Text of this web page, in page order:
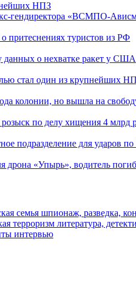
НПЗ
гендиректора «ВСМПО-
притеснениях туристов из РФ
данных о нехватке ракет у США
стал один из крупнейших
колонии, но вышла на
по делу хищения 4 млрд
подразделение для ударов
дрона «Упырь», водитель погиб
семья шпионаж, разведка,
терроризм литература,
интервью